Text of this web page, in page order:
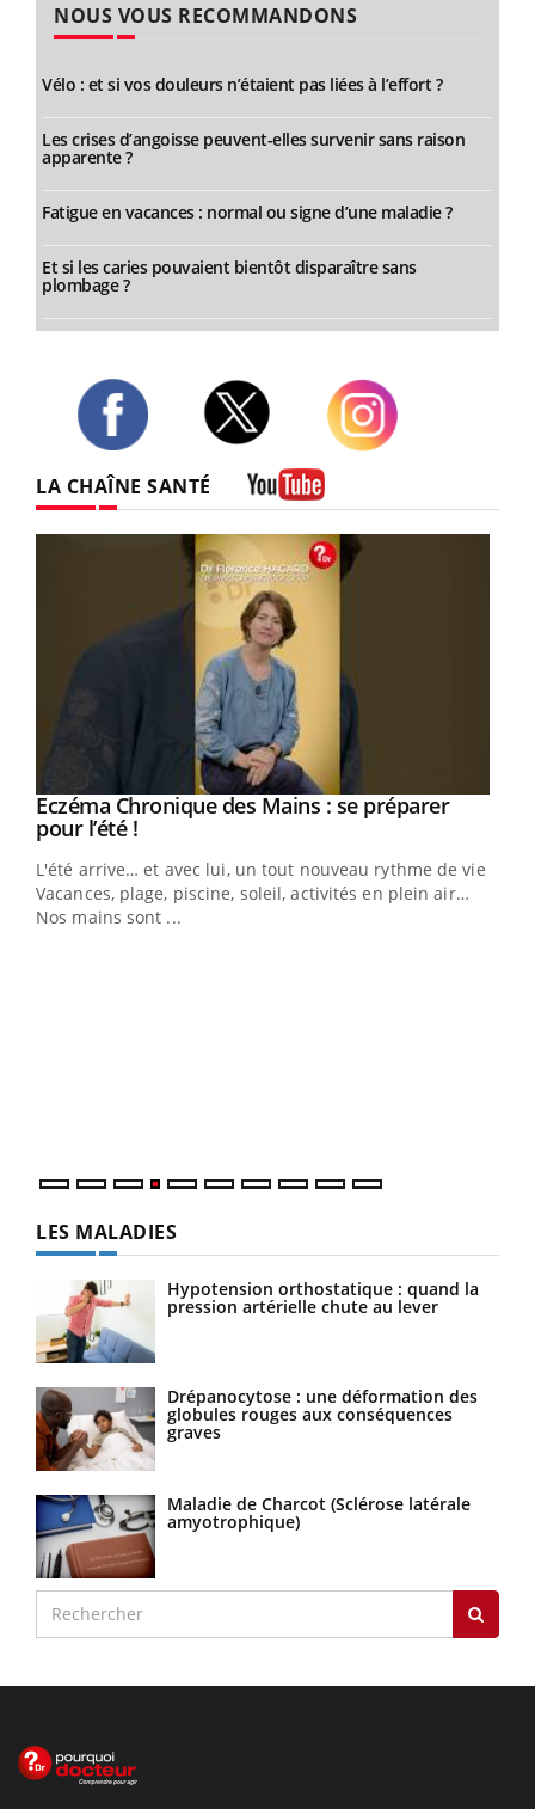
NOUS VOUS RECOMMANDONS
Vélo : et si vos douleurs n’étaient pas liées à l’effort ?
Les crises d’angoisse peuvent-elles survenir sans raison
apparente ?
Fatigue en vacances : normal ou signe d’une maladie ?
Et si les caries pouvaient bientôt disparaître sans
plombage ?
LA CHAÎNE SANTÉ
Youtube
Eczéma Chronique des Mains : se préparer
pour l’été !Youtube
L'été arrive… et avec lui, un tout nouveau rythme de vie !
Vacances, plage, piscine, soleil, activités en plein air…
Nos mains sont ...
LES MALADIES
Hypotension orthostatique : quand la
pression artérielle chute au lever
Drépanocytose : une déformation des
globules rouges aux conséquences
graves
Maladie de Charcot (Sclérose latérale
amyotrophique)